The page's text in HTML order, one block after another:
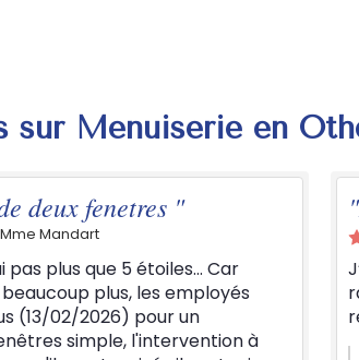
sur Menuiserie en
deux fenetres "
Mandart
pas plus que 5 étoiles... Car
plus, les employés
(13/02/2026) pour un
simple, l'intervention à